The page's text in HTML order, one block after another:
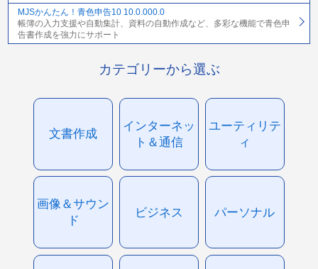
MJSかんたん！青色申告10 10.0.000.0
帳簿の入力支援や自動集計、資料の自動作成など、多彩な機能で青色申
告書作成を強力にサポート
カテゴリーから選ぶ
文書作成
インターネッ
ト＆通信
ユーティリテ
ィ
画像＆サウン
ド
ビジネス パーソナル